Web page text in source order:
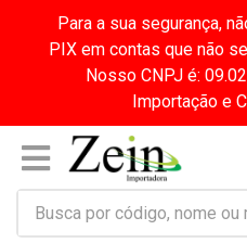
Para a sua segurança,
PIX em contas que não
Nosso CNPJ é:
Importação e